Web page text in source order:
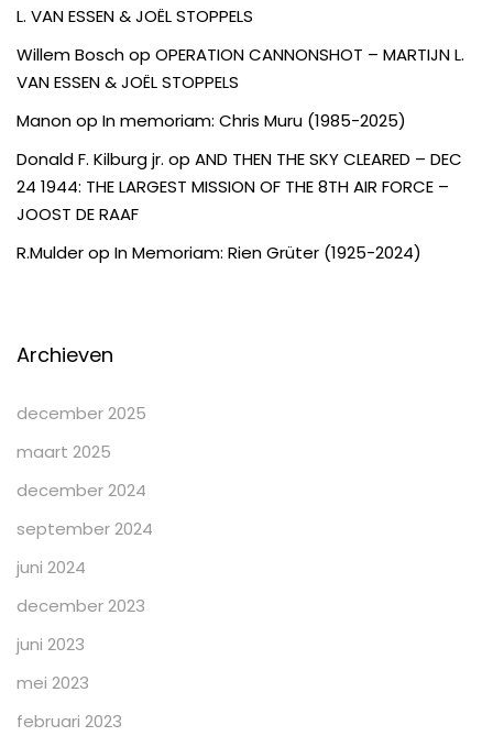
L. VAN ESSEN & JOËL STOPPELS
Willem Boschop OPERATION CANNONSHOT – MARTIJN L.
VAN ESSEN & JOËL STOPPELS
Manonop In memoriam: Chris Muru (1985-2025)
Donald F. Kilburg jr. op AND THEN THE SKY CLEARED – DEC
24 1944: THE LARGEST MISSION OF THE 8TH AIR FORCE –
JOOST DE RAAF
R.Mulderop In Memoriam: Rien Grüter (1925-2024)
Archieven
december 2025
maart 2025
december 2024
september 2024
juni 2024
december 2023
juni 2023
mei 2023
februari 2023